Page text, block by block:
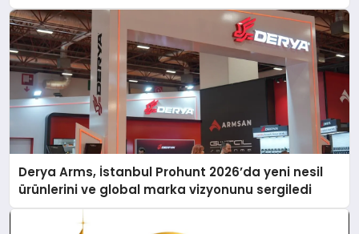
Derya Arms, İstanbul Prohunt 2026’da yeni nesil
ürünlerini ve global marka vizyonunu sergiledi